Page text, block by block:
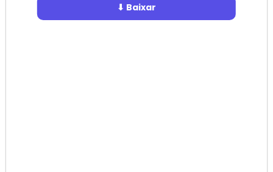
⬇ Baixar